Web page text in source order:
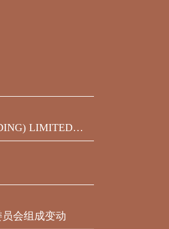
LIMITED发
9.75%优先票据
会组成变动